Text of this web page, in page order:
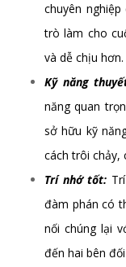
chuyên
trò làm cho
và dễ chịu hơn.
Kỹ năng
năng quan
sở hữu kỹ
cách trôi chảy,
Trí nhớ tốt:
đàm phán có
nối chúng lại
đến hai bên